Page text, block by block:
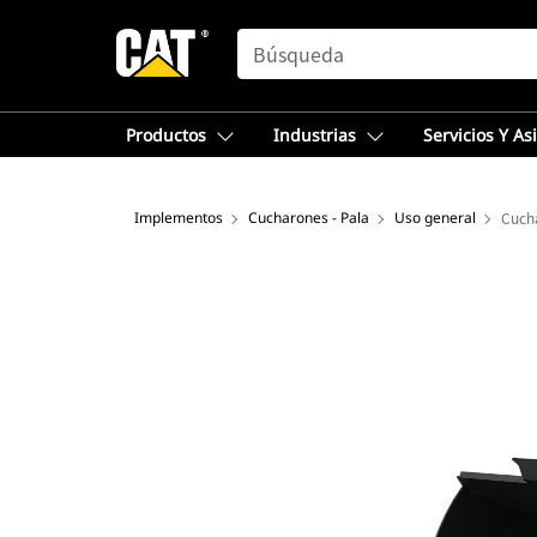
SEARCH
Productos Industrias Servicios Y
Implementos Cucharones - Pala Uso general